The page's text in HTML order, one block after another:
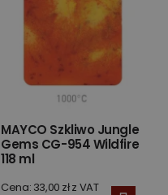
MAYCO Szkliwo Jungle
Gems CG-954 Wildfire
118 ml
Cena: 33,00 zł z VAT